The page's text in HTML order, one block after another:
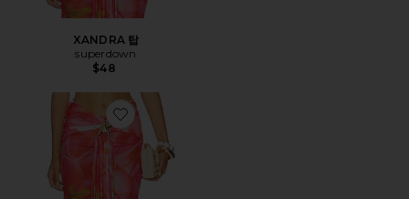
XANDRA 탑
superdown
$48
Favorite XANDRA 스커트